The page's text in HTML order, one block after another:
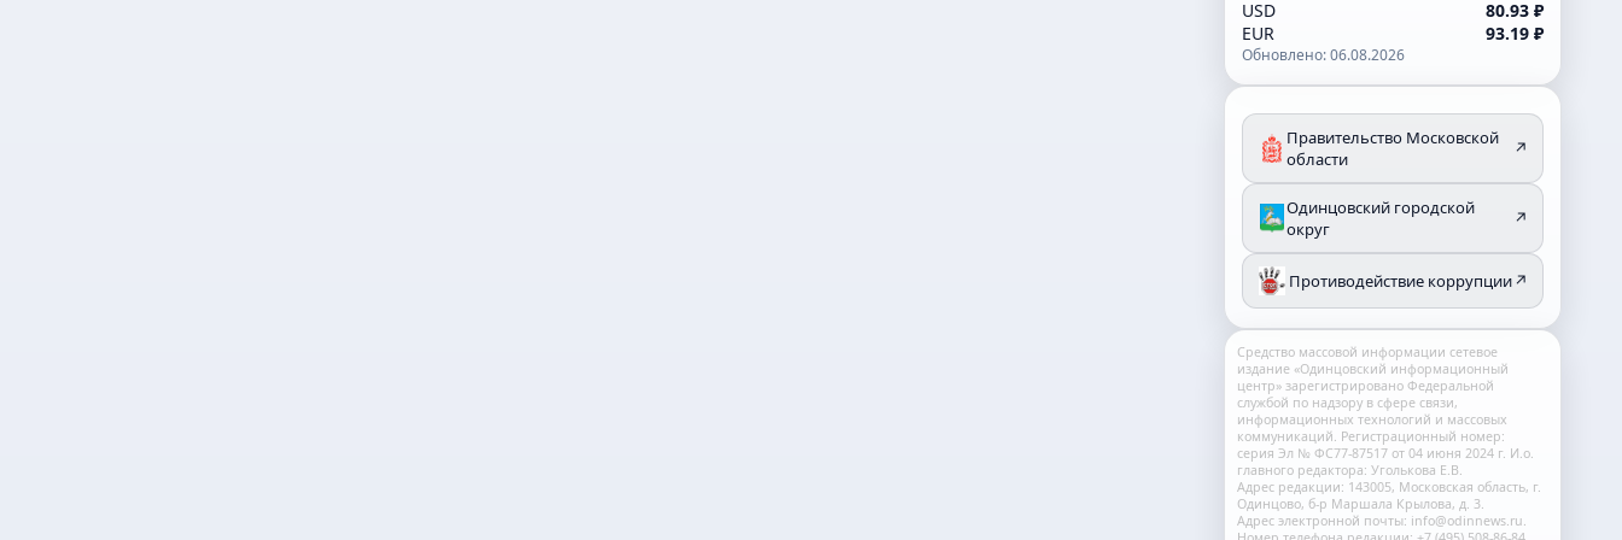
USD
80.93 ₽
EUR
93.19 ₽
Обновлено: 06.08.2026
Правительство Московской
области
↗
Одинцовский городской
округ
↗
Противодействие коррупции↗
Средство массовой информации сетевое
издание «Одинцовский информационный
центр» зарегистрировано Федеральной
службой по надзору в сфере связи,
информационных технологий и массовых
коммуникаций. Регистрационный номер:
серия Эл № ФС77-87517 от 04 июня 2024 г. И.о.
главного редактора: Уголькова Е.В.
Адрес редакции: 143005, Московская область, г.
Одинцово, б-р Маршала Крылова, д. 3.
Адрес электронной почты: info@odinnews.ru.